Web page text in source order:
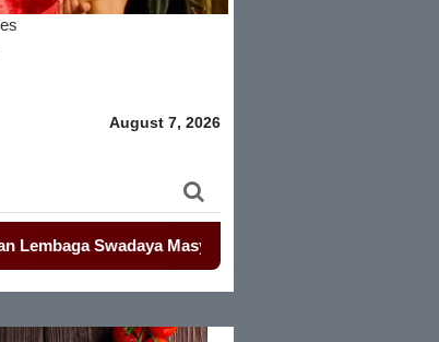
August 7, 2026
Masyarakat - - Mahasiswa Kembali Demo